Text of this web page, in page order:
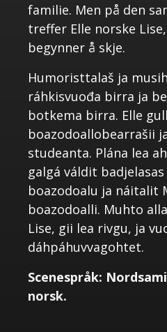
familie. Men på den
treffer Elle norske
begynner å skje.
Humoristtalaš ja
ráhkisvuođa birra ja
botkema birra. Elle
boazodoallobearrašii
studeanta. Plána lea
galgá váldit
boazodoalu ja náitalit
boazodoalli. Muhto
Lise, gii lea rivgu, ja
dáhpáhuvvagohtet.
Scenespråk:
norsk.